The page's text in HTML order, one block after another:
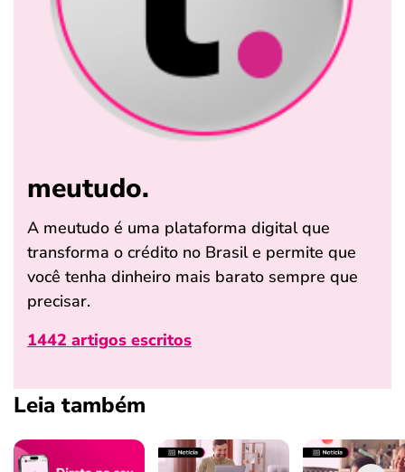
meutudo.
A meutudo é uma plataforma digital que
transforma o crédito no Brasil e permite que
você tenha dinheiro mais barato sempre que
precisar.
1442 artigos escritos
Leia também